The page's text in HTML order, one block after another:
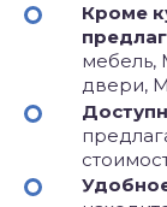
Кроме
мебель,
двери,